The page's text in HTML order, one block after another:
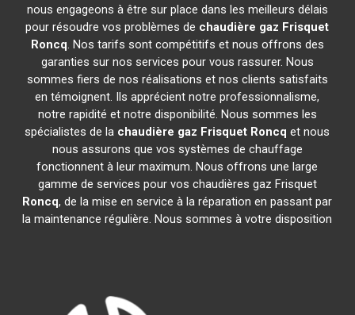
nous engageons à être sur place dans les meilleurs délais
pour résoudre vos problèmes de chaudière gaz Frisquet
Roncq. Nos tarifs sont compétitifs et nous offrons des
garanties sur nos services pour vous rassurer. Nous
sommes fiers de nos réalisations et nos clients satisfaits
en témoignent. Ils apprécient notre professionnalisme,
notre rapidité et notre disponibilité. Nous sommes les
spécialistes de la chaudière gaz Frisquet Roncq et nous
nous assurons que vos systèmes de chauffage
fonctionnent à leur maximum. Nous offrons une large
gamme de services pour vos chaudières gaz Frisquet
Roncq, de la mise en service à la réparation en passant par
la maintenance régulière. Nous sommes à votre disposition